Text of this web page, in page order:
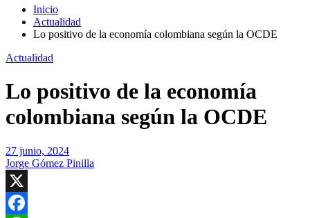
Inicio
Actualidad
Lo positivo de la economía colombiana según la OCDE
Actualidad
Lo positivo de la economía
colombiana según la OCDE
27 junio, 2024
Jorge Gómez Pinilla
X